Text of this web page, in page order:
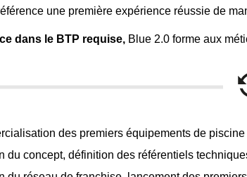
une première expérience réussie de
dans le BTP requise, Blue 2.0 forme aux
des premiers équipements de
du concept, définition des référentiels